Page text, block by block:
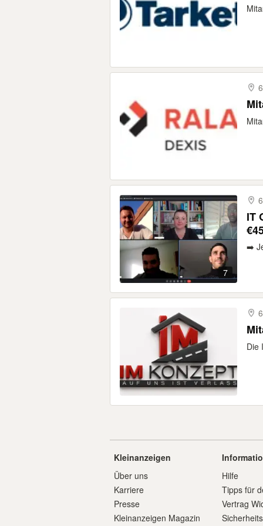
7
IT
➡️
Die
Kleinanzeigen
Über uns
Karriere
Presse
Kleinanzeigen Magazin
Hilfe
Tipps für
Vertrag